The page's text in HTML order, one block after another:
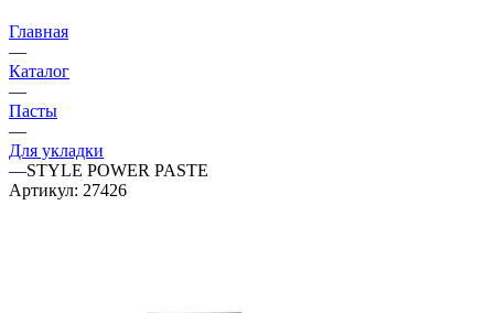
Главная
—
Каталог
—
Пасты
—
Для укладки
—STYLE POWER PASTE
Артикул: 27426